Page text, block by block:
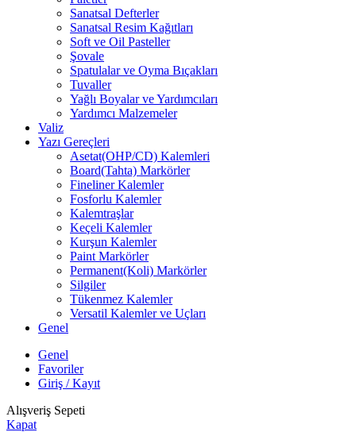
Sanatsal Defterler
Sanatsal Resim Kağıtları
Soft ve Oil Pasteller
Şovale
Spatulalar ve Oyma Bıçakları
Tuvaller
Yağlı Boyalar ve Yardımcıları
Yardımcı Malzemeler
Valiz
Yazı Gereçleri
Asetat(OHP/CD) Kalemleri
Board(Tahta) Markörler
Fineliner Kalemler
Fosforlu Kalemler
Kalemtraşlar
Keçeli Kalemler
Kurşun Kalemler
Paint Markörler
Permanent(Koli) Markörler
Silgiler
Tükenmez Kalemler
Versatil Kalemler ve Uçları
Genel
Genel
Favoriler
Giriş / Kayıt
Alışveriş Sepeti
Kapat